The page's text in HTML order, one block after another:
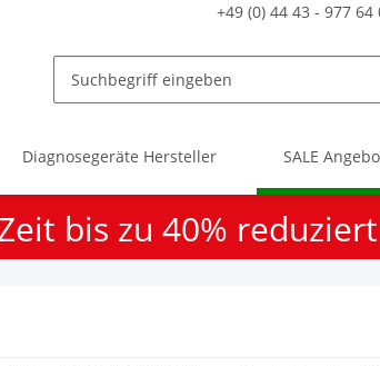
+49 (0) 44 43 - 977 64
Diagnosegeräte Hersteller SALE
bis zu 40% reduziert